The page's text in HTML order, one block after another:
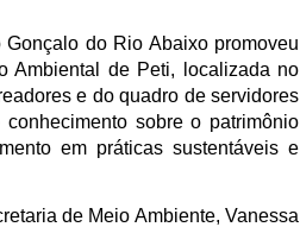
do Rio Abaixo promoveu
Ambiental de Peti, localizada no
e do quadro de servidores
sobre o patrimônio
em práticas sustentáveis e
de Meio Ambiente, Vanessa